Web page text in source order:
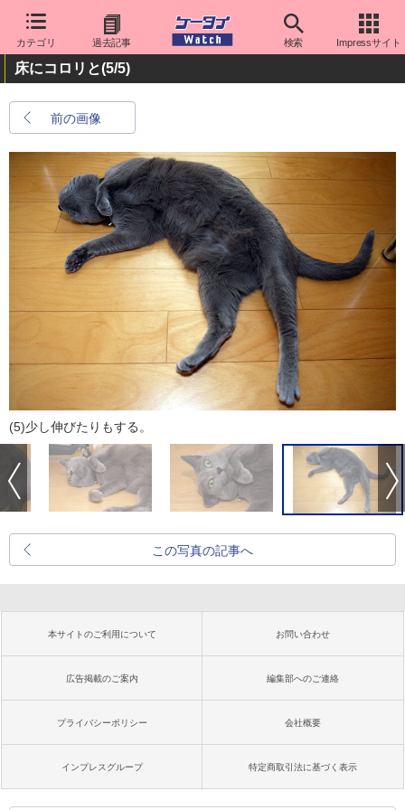
カテゴリ 過去記事 検索 Impressサイト
床にコロリと(5/5)
前の画像
(5)少し伸びたりもする。
この写真の記事へ
本サイトのご利用について お問い合わせ
広告掲載のご案内 編集部へのご連絡
プライバシーポリシー 会社概要
インプレスグループ 特定商取引法に基づく表示